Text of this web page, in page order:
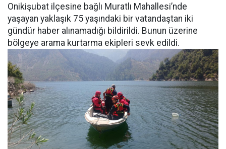
Onikişubat ilçesine bağlı Muratlı Mahallesi’nde
yaşayan yaklaşık 75 yaşındaki bir vatandaştan iki
gündür haber alınamadığı bildirildi. Bunun üzerine
bölgeye arama kurtarma ekipleri sevk edildi.